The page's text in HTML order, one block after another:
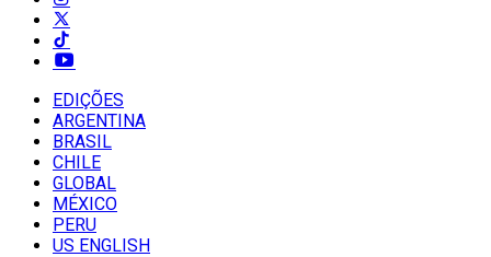
EDIÇÕES
ARGENTINA
BRASIL
CHILE
GLOBAL
MÉXICO
PERU
US ENGLISH